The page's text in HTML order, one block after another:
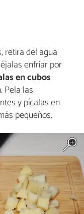
retira del agua
enfriar por
en cubos
Pela las
y pícalas en
pequeños.